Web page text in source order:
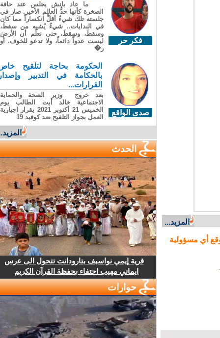
المزيد...
أي مسؤولية
فكر حر
ما عاد بانش يجلس عند حافة
الصخرة كأنها حدُّ العالم الأخير. صار في
جلسته تلكَ شيءٌ أقلُّ انكساراً مما كان
في البدايات.. شيءٌ يُشبِه من سقطَ،
وسقطَ، وسقطَ، حتى تعلّم أن الأرضَ
ليست عدواً دائماً، ولا تدعو للخوف. أو
ر�
صدى الواقع
الحكومة بحاجة لتلقيح خاص
بالحكامة في التدبير وإصدار
القرارات...
بعد خروج وزير الصحة والحماية
الاجتماعية خالد أبت الطالب يوم
الخميس 21 أكتوبر 2021 بقرار اجبارية
العمل بجواز التلقيح ضد كوفيد 19
المزيد...
الحدث
قرية إيمي نواسيف بتارودانت تتحول الى عرس
ايماني مهيب احتفاء بحفظة القرآن الكريم
حوارات